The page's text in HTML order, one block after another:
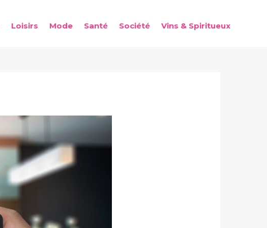
Loisirs Mode Santé Société Vins & Spiritueux